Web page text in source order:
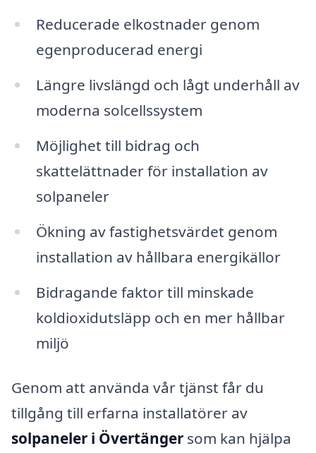
Reducerade elkostnader genom
egenproducerad energi
Längre livslängd och lågt underhåll av
moderna solcellssystem
Möjlighet till bidrag och
skattelättnader för installation av
solpaneler
Ökning av fastighetsvärdet genom
installation av hållbara energikällor
Bidragande faktor till minskade
koldioxidutsläpp och en mer hållbar
miljö
Genom att använda vår tjänst får du
tillgång till erfarna installatörer av
solpaneler i Övertänger som kan hjälpa